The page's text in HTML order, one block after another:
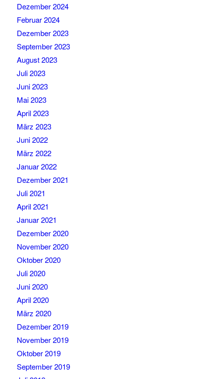
Dezember 2024
Februar 2024
Dezember 2023
September 2023
August 2023
Juli 2023
Juni 2023
Mai 2023
April 2023
März 2023
Juni 2022
März 2022
Januar 2022
Dezember 2021
Juli 2021
April 2021
Januar 2021
Dezember 2020
November 2020
Oktober 2020
Juli 2020
Juni 2020
April 2020
März 2020
Dezember 2019
November 2019
Oktober 2019
September 2019